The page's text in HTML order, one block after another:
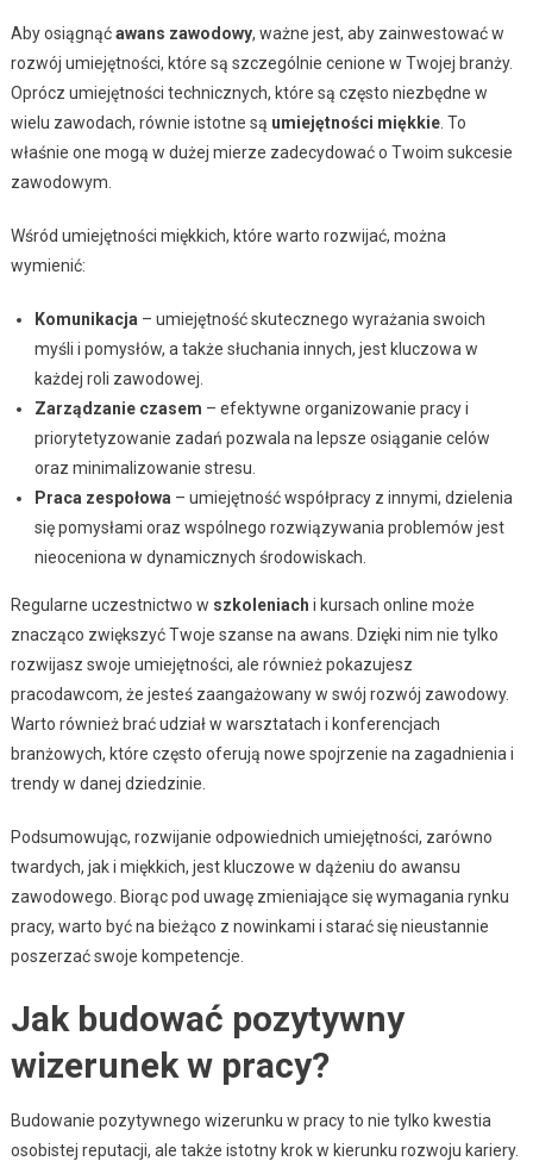
Aby osiągnąćawans zawodowy, ważne jest, aby zainwestować w
rozwój umiejętności, które są szczególnie cenione w Twojej branży.
Oprócz umiejętności technicznych, które są często niezbędne w
wielu zawodach, równie istotne są umiejętności miękkie. To
właśnie one mogą w dużej mierze zadecydować o Twoim sukcesie
zawodowym.
Wśród umiejętności miękkich, które warto rozwijać, można
wymienić:
Komunikacja – umiejętność skutecznego wyrażania swoich
myśli i pomysłów, a także słuchania innych, jest kluczowa w
każdej roli zawodowej.
Zarządzanie czasem – efektywne organizowanie pracy i
priorytetyzowanie zadań pozwala na lepsze osiąganie celów
oraz minimalizowanie stresu.
Praca zespołowa – umiejętność współpracy z innymi, dzielenia
się pomysłami oraz wspólnego rozwiązywania problemów jest
nieoceniona w dynamicznych środowiskach.
Regularne uczestnictwo w szkoleniach i kursach online może
znacząco zwiększyć Twoje szanse na awans. Dzięki nim nie tylko
rozwijasz swoje umiejętności, ale również pokazujesz
pracodawcom, że jesteś zaangażowany w swój rozwój zawodowy.
Warto również brać udział w warsztatach i konferencjach
branżowych, które często oferują nowe spojrzenie na zagadnienia i
trendy w danej dziedzinie.
Podsumowując, rozwijanie odpowiednich umiejętności, zarówno
twardych, jak i miękkich, jest kluczowe w dążeniu do awansu
zawodowego. Biorąc pod uwagę zmieniające się wymagania rynku
pracy, warto być na bieżąco z nowinkami i starać się nieustannie
poszerzać swoje kompetencje.
Jak budować pozytywny
wizerunek w pracy?
Budowanie pozytywnego wizerunku w pracy to nie tylko kwestia
osobistej reputacji, ale także istotny krok w kierunku rozwoju kariery.